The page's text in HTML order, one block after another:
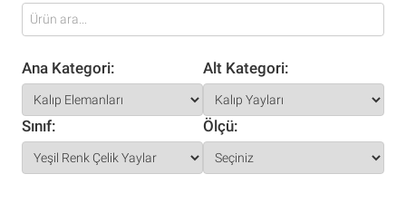
Ana Kategori: Alt Kategori:
Sınıf: Ölçü: